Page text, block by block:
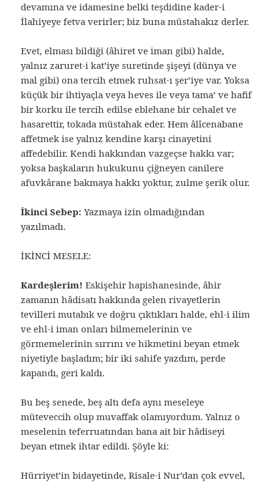
devamına ve idamesine belki teşdidine kader-i
İlahiyeye fetva verirler; biz buna müstahakız derler.
Evet, elması bildiği (âhiret ve iman gibi) halde,
yalnız zaruret-i kat’iye suretinde şişeyi (dünya ve
mal gibi) ona tercih etmek ruhsat-ı şer’iye var. Yoksa
küçük bir ihtiyaçla veya heves ile veya tama’ ve hafif
bir korku ile tercih edilse eblehane bir cehalet ve
hasarettir, tokada müstahak eder. Hem âlîcenabane
affetmek ise yalnız kendine karşı cinayetini
affedebilir. Kendi hakkından vazgeçse hakkı var;
yoksa başkaların hukukunu çiğneyen canilere
afuvkârane bakmaya hakkı yoktur, zulme şerik olur.
İkinci Sebep: Yazmaya izin olmadığından
yazılmadı.
İKİNCİ MESELE:
Kardeşlerim! Eskişehir hapishanesinde, âhir
zamanın hâdisatı hakkında gelen rivayetlerin
tevilleri mutabık ve doğru çıktıkları halde, ehl-i ilim
ve ehl-i iman onları bilmemelerinin ve
görmemelerinin sırrını ve hikmetini beyan etmek
niyetiyle başladım; bir iki sahife yazdım, perde
kapandı, geri kaldı.
Bu beş senede, beş altı defa aynı meseleye
müteveccih olup muvaffak olamıyordum. Yalnız o
meselenin teferruatından bana ait bir hâdiseyi
beyan etmek ihtar edildi. Şöyle ki:
Hürriyet’in bidayetinde, Risale-i Nur’dan çok evvel,